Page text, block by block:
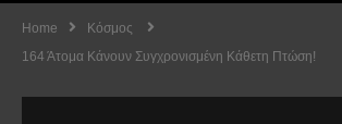
Home
Κόσμος
164 Άτομα Κάνουν Συγχρονισμένη Κάθετη Πτώση!